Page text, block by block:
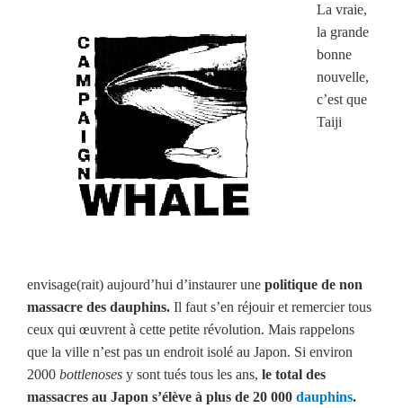
La vraie,
la grande
bonne
nouvelle,
c’est que
Taiji
envisage(rait) aujourd’hui d’instaurer une politique de non
massacre des dauphins. Il faut s’en réjouir et remercier tous
ceux qui œuvrent à cette petite révolution. Mais rappelons
que la ville n’est pas un endroit isolé au Japon. Si environ
2000 bottlenoses y sont tués tous les ans, le total des
massacres au Japon s’élève à plus de 20 000 dauphins.